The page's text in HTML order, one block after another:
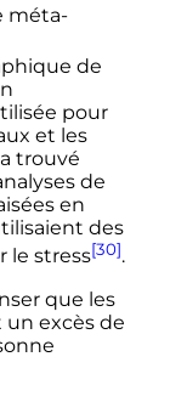
méta-
de
pour
et les
trouvé
de
en
des
le stress[30].
que les
un excès de